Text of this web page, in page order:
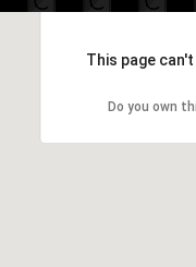
This page
Do you own